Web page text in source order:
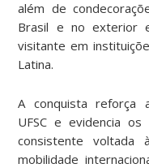
além de
Brasil e no exterior
visitante em
Latina.
A conquista reforça
UFSC e evidencia
consistente voltada
mobilidade